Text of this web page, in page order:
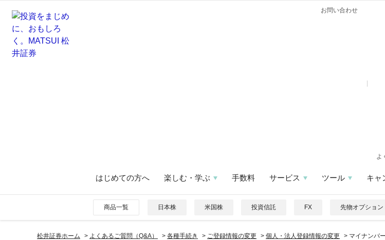
お問い合わせ
よ
はじめての方へ 楽しむ・学ぶ 手数料 サービス ツール キャ
商品一覧 日本株 米国株 投資信託 FX 先物オプション
松井証券ホーム > よくあるご質問（Q&A） > 各種手続き > ご登録情報の変更 > 個人・法人登録情報の変更 > マイナンバ